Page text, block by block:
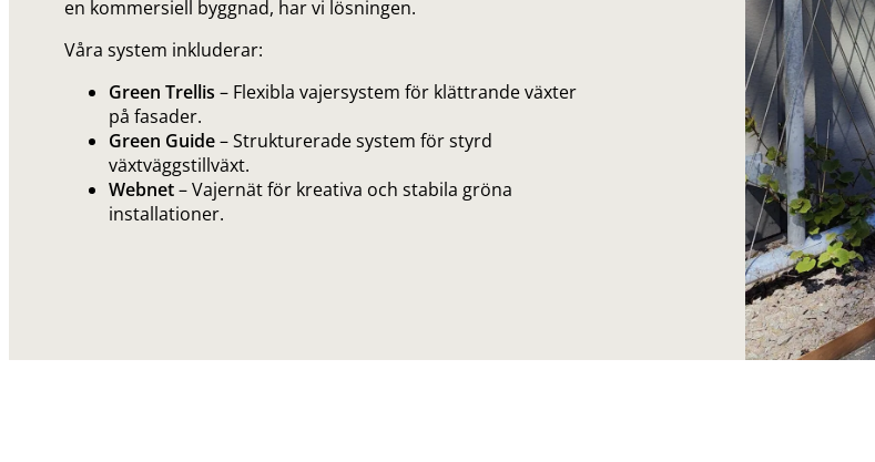
en kommersiell byggnad, har vi lösningen.
Våra system inkluderar:
Green Trellis – Flexibla vajersystem för klättrande växter
på fasader.
Green Guide– Strukturerade system för styrd
växtväggstillväxt.
Webnet– Vajernät för kreativa och stabila gröna
installationer.